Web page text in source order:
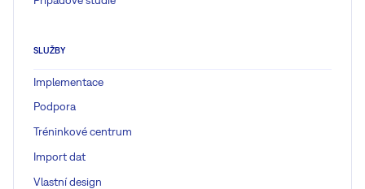
SLUŽBY
Implementace
Podpora
Tréninkové centrum
Import dat
Vlastní design